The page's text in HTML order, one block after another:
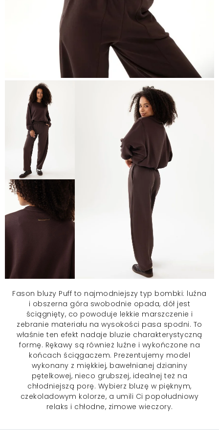
Fason bluzy Puff to najmodniejszy typ bombki: luźna
i obszerna góra swobodnie opada, dół jest
ściągnięty, co powoduje lekkie marszczenie i
zebranie materiału na wysokości pasa spodni. To
właśnie ten efekt nadaje bluzie charakterystyczną
formę. Rękawy są również luźne i wykończone na
końcach ściągaczem. Prezentujemy model
wykonany z miękkiej, bawełnianej dzianiny
pętelkowej, nieco grubszej, idealnej też na
chłodniejszą porę. Wybierz bluzę w pięknym,
czekoladowym kolorze, a umili Ci popołudniowy
relaks i chłodne, zimowe wieczory.